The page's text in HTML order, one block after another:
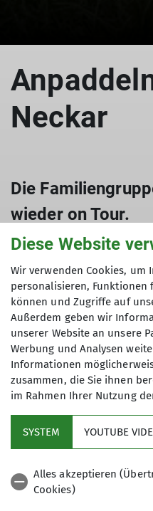
Neckar
Die
wieder on Tour.
14.04.2024
Rottweil Sektions News
Die Familiengruppe der
Rottweil nutze die
Temperaturen dieses
„anzupaddeln“. Mit
geladenen Anhängern
Einstieg. Nach dem
Mittag gevespert. Nach
Teil kamen alle wohl
Ausstiegsstelle an.
Diese Website
Wir verwenden Cookies, um
personalisieren, Funktionen
können und Zugriffe auf
Außerdem geben wir
unserer Website an unsere
Werbung und Analysen
Informationen
zusammen, die Sie ihnen
im Rahmen Ihrer Nutzung
SYSTEM YOUTUBE
Alles akzeptieren
Cookies)